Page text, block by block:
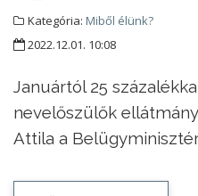
Kategória: Miből élünk?
2022.12.01. 10:08
Januártól 25
nevelőszülők
Attila a